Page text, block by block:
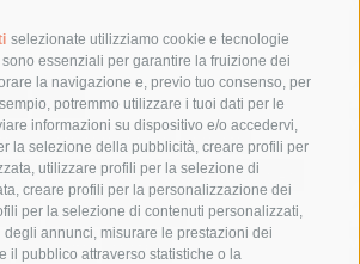
selezionate utilizziamo cookie e tecnologie
essenziali per garantire la fruizione dei
la navigazione e, previo tuo consenso, per
potremmo utilizzare i tuoi dati per le
informazioni su dispositivo e/o accedervi,
la selezione della pubblicità, creare profili per
utilizzare profili per la selezione di
creare profili per la personalizzazione dei
per la selezione di contenuti personalizzati,
annunci, misurare le prestazioni dei
il pubblico attraverso statistiche o la
anas
di punta campanella
arresto
di porto capri
carabinieri
circumvesuviana
concerto
contagi